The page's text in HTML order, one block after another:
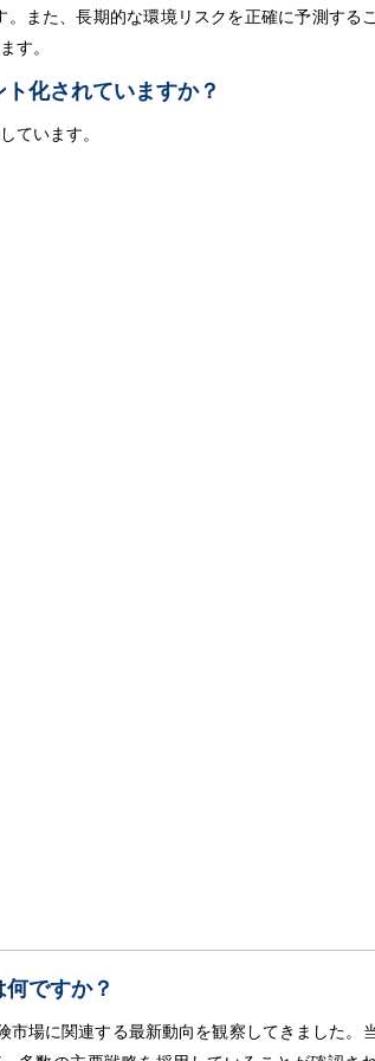
また、長期的な環境リスクを正確に予測する
す。
化されていますか？
ています。
ですか？
場に関連する最新動向を観察してきました。